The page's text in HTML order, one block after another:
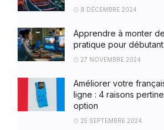
8 DÉCEMBRE 2024
Apprendre à monter
pratique pour
27 NOVEMBRE 2024
Améliorer votre
ligne : 4 raisons
option
25 SEPTEMBRE 2024